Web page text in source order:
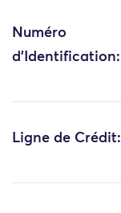
Numéro
d'Identification:
Ligne de Crédit: